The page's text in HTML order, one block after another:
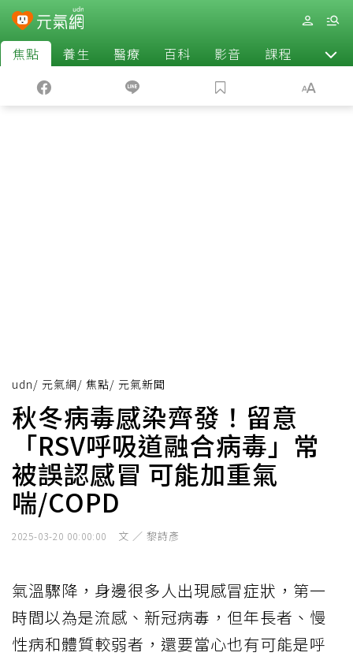
焦點 養生 醫療 百科 影音 課程 退休
udn/ 元氣網/ 焦點/ 元氣新聞
秋冬病毒感染齊發！留意
「RSV呼吸道融合病毒」常
被誤認感冒 可能加重氣
喘/COPD
2025-03-20 00:00:00 文 ／ 黎詩彥
氣溫驟降，身邊很多人出現感冒症狀，第一
時間以為是流感、新冠病毒，但年長者、慢
性病和體質較弱者，還要當心也有可能是呼